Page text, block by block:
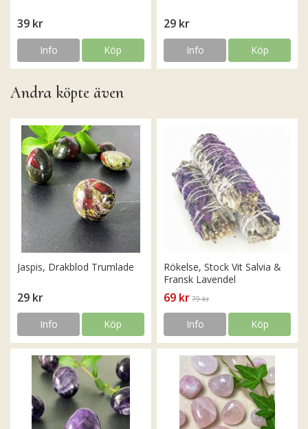
39 kr
Info Köp
29 kr
Info Köp
Andra köpte även
Jaspis, Drakblod Trumlade
29 kr
Info Köp
Rökelse, Stock Vit Salvia &
Fransk Lavendel
69 kr 79 kr
Info Köp